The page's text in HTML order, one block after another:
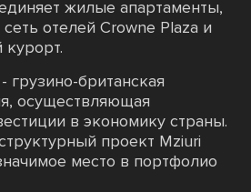
жилые апартаменты,
отелей Crowne Plaza и
курорт.
грузино-британская
осуществляющая
в экономику страны.
проект Mziuri
место в портфолио